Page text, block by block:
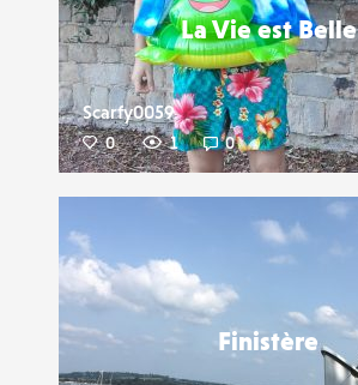
La Vie est Belle
Scarfy0059
0 1 0
Finistère